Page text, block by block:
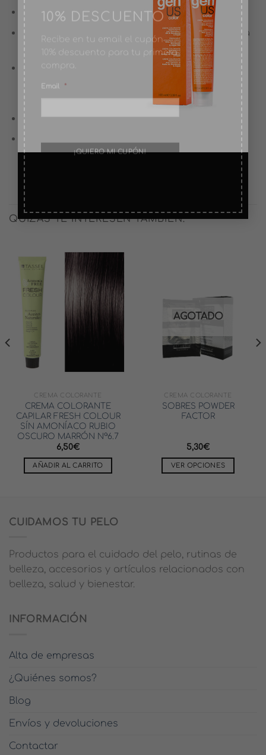
10% DESCUENTO
Recibe en tu email el cupón
10% descuento para tu primera
compra.
Advertencias:
Enjuagar inmediatamente si el producto entra
en contacto con los ojos
Utilizar siguiendo las instrucciones del
producto al que se tiene que mezclar y
utilizando guantes apropiados.
Mantener lejos del alcance de los niños.
Conservar de pie.
QUIZÁS TE INTERESEN TAMBIÉN:
CREMA COLORANTE
CREMA COLORANTE
CAPILAR FRESH COLOUR
SÍN AMONÍACO RUBIO
OSCURO MARRÓN Nª6.7
6,50€
AÑADIR AL CARRITO
AGOTADO
CREMA COLORANTE
SOBRES POWDER
FACTOR
5,30€
VER OPCIONES
opciones
se
CUIDAMOS TU PELO
Productos para el cuidado del pelo, rutinas de
belleza, accesorios y artículos relacionados con
belleza, salud y bienestar.
INFORMACIÓN
Alta de empresas
¿Quiénes somos?
Blog
Envíos y devoluciones
Contactar